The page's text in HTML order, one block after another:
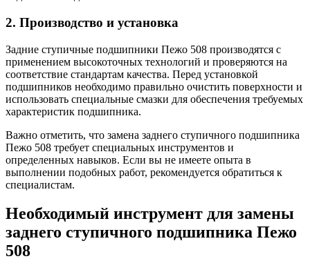
2. Производство и установка
Задние ступичные подшипники Пежо 508 производятся с
применением высокоточных технологий и проверяются на
соответствие стандартам качества. Перед установкой
подшипников необходимо правильно очистить поверхности и
использовать специальные смазки для обеспечения требуемых
характеристик подшипника.
Важно отметить, что замена заднего ступичного подшипника
Пежо 508 требует специальных инструментов и
определенных навыков. Если вы не имеете опыта в
выполнении подобных работ, рекомендуется обратиться к
специалистам.
Необходимый инструмент для замены
заднего ступичного подшипника Пежо
508